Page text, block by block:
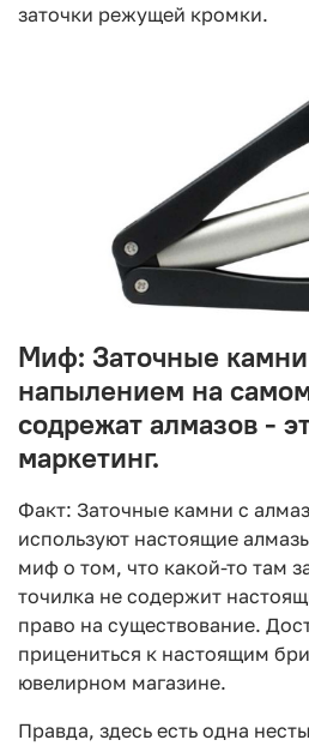
заточки режущей кромки.
Миф: Заточные
напылением на
содрежат алмазов -
маркетинг.
Факт: Заточные камни с
используют настоящие
миф о том, что какой-то там
точилка не содержит
право на существование.
прицениться к настоящим
ювелирном магазине.
Правда, здесь есть одна